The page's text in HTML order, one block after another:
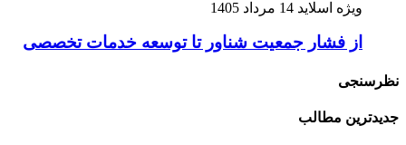
ویژه اسلاید 14 مرداد 1405
از فشار جمعیت شناور تا توسعه خدمات تخصصی
نظرسنجی
جدیدترین مطالب